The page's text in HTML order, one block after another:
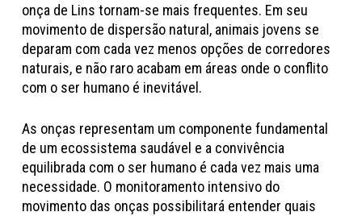
onça de Lins tornam-se mais frequentes. Em seu
movimento de dispersão natural, animais jovens se
deparam com cada vez menos opções de corredores
naturais, e não raro acabam em áreas onde o conflito
com o ser humano é inevitável.
As onças representam um componente fundamental
de um ecossistema saudável e a convivência
equilibrada com o ser humano é cada vez mais uma
necessidade. O monitoramento intensivo do
movimento das onças possibilitará entender quais